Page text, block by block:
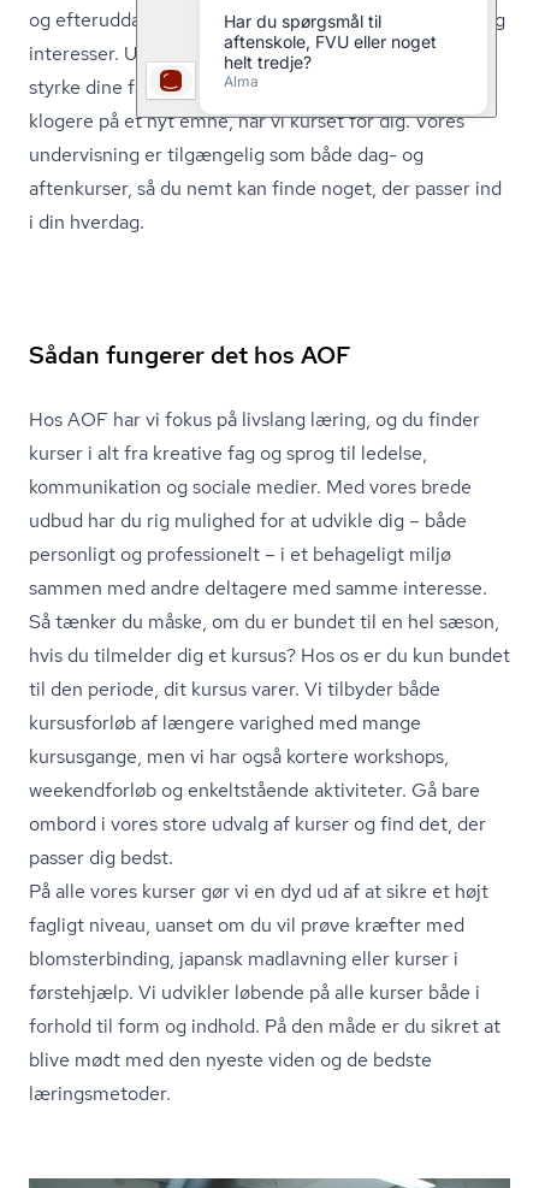
og ef­ter­ud­dan­nel­ser, der passer til netop dine behov og
interesser. Uanset om du søger personlig udvikling, vil
styrke dine faglige kompetencer eller ønsker at blive
klogere på et nyt emne, har vi kurset for dig. Vores
undervisning er tilgængelig som både dag- og
aftenkurser, så du nemt kan finde noget, der passer ind
i din hverdag.
Sådan fungerer det hos AOF
Hos AOF har vi fokus på livslang læring, og du finder
kurser i alt fra kreative fag og sprog til ledelse,
kommunikation og sociale medier. Med vores brede
udbud har du rig mulighed for at udvikle dig – både
personligt og professionelt – i et behageligt miljø
sammen med andre deltagere med samme interesse.
Så tænker du måske, om du er bundet til en hel sæson,
hvis du tilmelder dig et kursus? Hos os er du kun bundet
til den periode, dit kursus varer. Vi tilbyder både
kursusforløb af længere varighed med mange
kursusgange, men vi har også kortere workshops,
weekendforløb og enkeltstående aktiviteter. Gå bare
ombord i vores store udvalg af kurser og find det, der
passer dig bedst.
På alle vores kurser gør vi en dyd ud af at sikre et højt
fagligt niveau, uanset om du vil prøve kræfter med
blom­ster­bin­ding, japansk madlavning eller kurser i
førstehjælp. Vi udvikler løbende på alle kurser både i
forhold til form og indhold. På den måde er du sikret at
blive mødt med den nyeste viden og de bedste
læringsmetoder.